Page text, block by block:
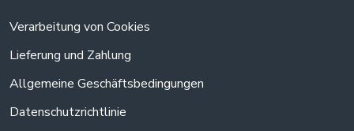
Verarbeitung von Cookies
Lieferung und Zahlung
Allgemeine Geschäftsbedingungen
Datenschutzrichtlinie